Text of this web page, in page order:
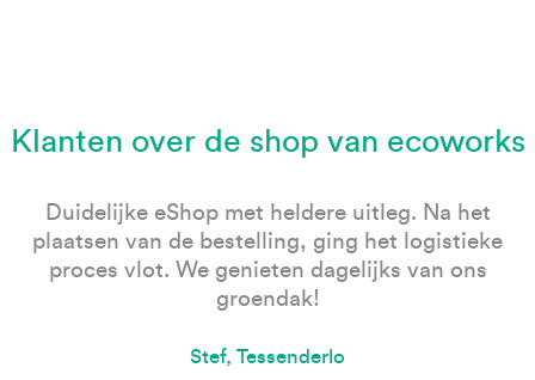
Klanten over de shop van ecoworks
Duidelijke eShop met heldere uitleg. Na het
plaatsen van de bestelling, ging het logistieke
proces vlot. We genieten dagelijks van ons
groendak!
Stef, Tessenderlo